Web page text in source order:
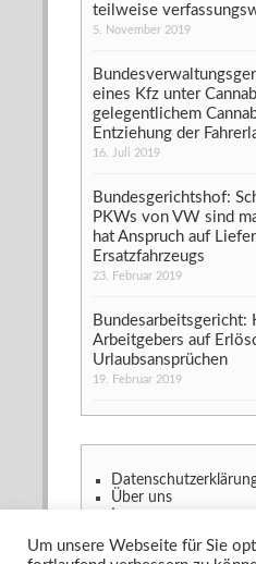
teilweise
5. November 2019
eines Kfz unter
gelegentlichem
Entziehung der
16. Juli 2019
Bundesgerichtshof:
PKWs von VW sind
hat Anspruch auf
Ersatzfahrzeugs
23. Februar 2019
Arbeitgebers auf
Urlaubsansprüchen
19. Februar 2019
Über uns
Um unsere Webseite für Sie